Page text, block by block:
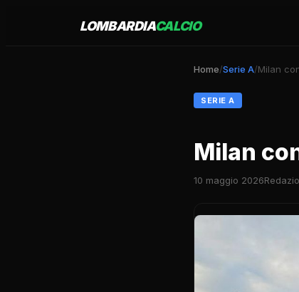
LOMBARDIACALCIO
Home/Serie A/Milan
SERIE A
Milan
10 maggio 2026